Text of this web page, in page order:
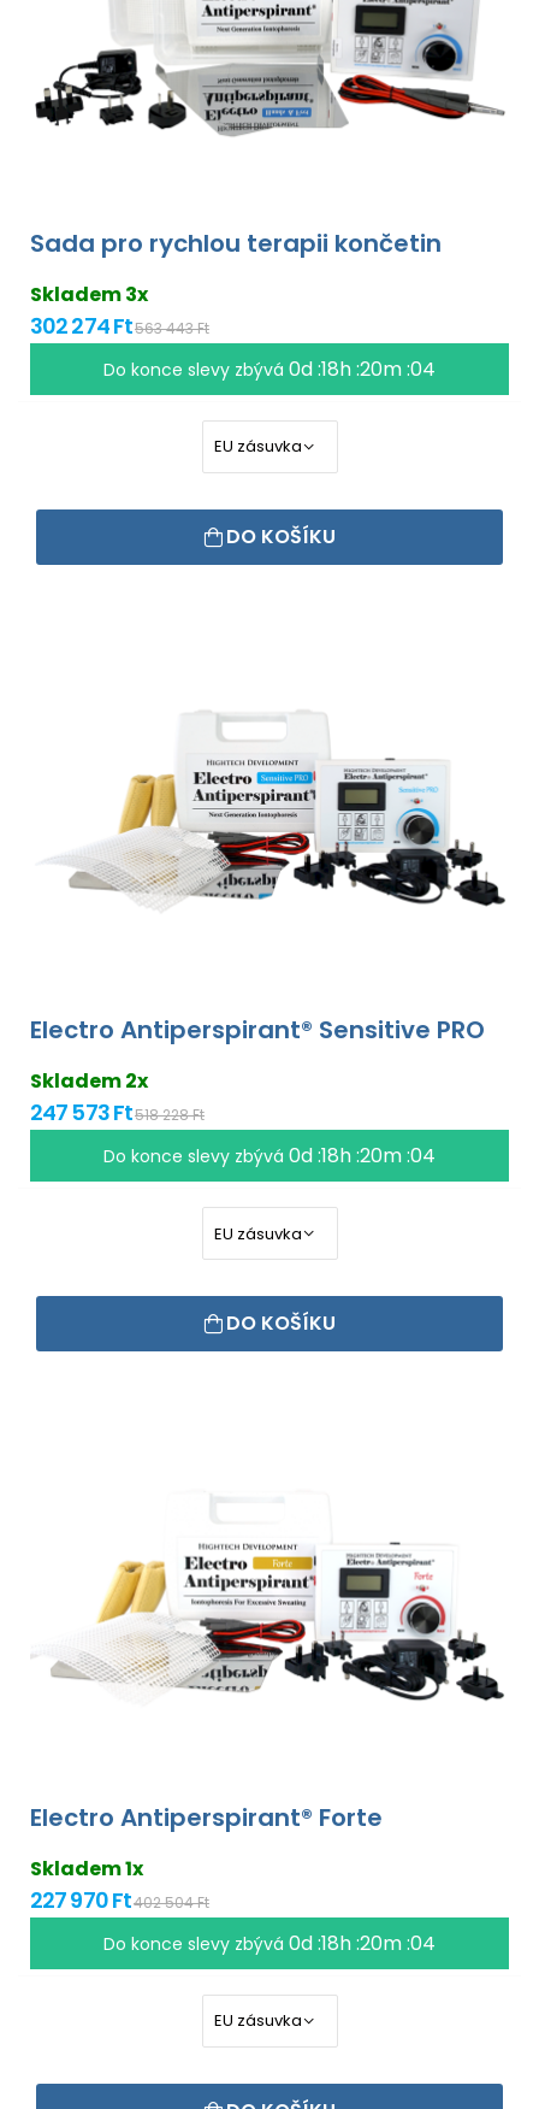
Sada pro rychlou terapii končetin
Skladem 3x
302 274 Ft563 443 Ft
Do konce slevy zbývá 0d :18h :20m :04
DO KOŠÍKU
Electro Antiperspirant® Sensitive PRO
Skladem 2x
247 573 Ft518 228 Ft
Do konce slevy zbývá 0d :18h :20m :04
DO KOŠÍKU
Electro Antiperspirant® Forte
Skladem 1x
227 970 Ft402 504 Ft
Do konce slevy zbývá 0d :18h :20m :04